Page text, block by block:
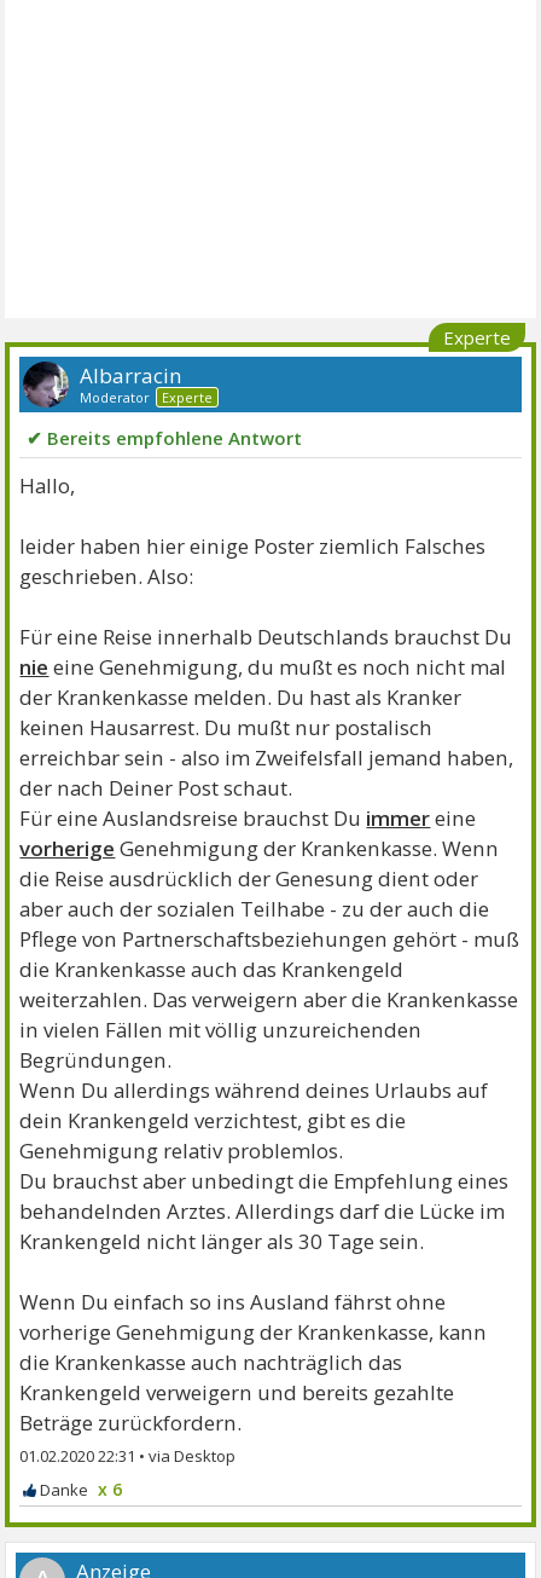
Experte
Albarracin
Moderator Experte
✔ Bereits empfohlene Antwort
Hallo,
leider haben hier einige Poster ziemlich Falsches
geschrieben. Also:
Für eine Reise innerhalb Deutschlands brauchst Du
nie eine Genehmigung, du mußt es noch nicht mal
der Krankenkasse melden. Du hast als Kranker
keinen Hausarrest. Du mußt nur postalisch
erreichbar sein - also im Zweifelsfall jemand haben,
der nach Deiner Post schaut.
Für eine Auslandsreise brauchst Du immereine
vorherige Genehmigung der Krankenkasse. Wenn
die Reise ausdrücklich der Genesung dient oder
aber auch der sozialen Teilhabe - zu der auch die
Pflege von Partnerschaftsbeziehungen gehört - muß
die Krankenkasse auch das Krankengeld
weiterzahlen. Das verweigern aber die Krankenkasse
in vielen Fällen mit völlig unzureichenden
Begründungen.
Wenn Du allerdings während deines Urlaubs auf
dein Krankengeld verzichtest, gibt es die
Genehmigung relativ problemlos.
Du brauchst aber unbedingt die Empfehlung eines
behandelnden Arztes. Allerdings darf die Lücke im
Krankengeld nicht länger als 30 Tage sein.
Wenn Du einfach so ins Ausland fährst ohne
vorherige Genehmigung der Krankenkasse, kann
die Krankenkasse auch nachträglich das
Krankengeld verweigern und bereits gezahlte
Beträge zurückfordern.
01.02.2020 22:31 •
x 6